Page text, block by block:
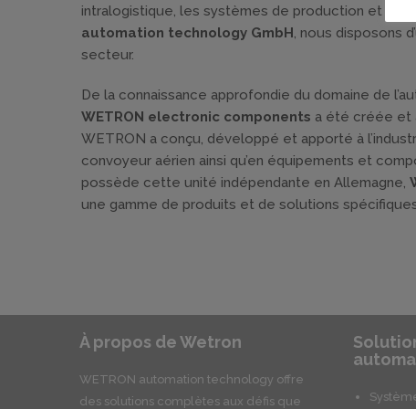
intralogistique, les systèmes de production et le
automation technology GmbH, nous disposons
secteur.
De la connaissance approfondie du domaine de
WETRON electronic components a été créée et
WETRON a conçu, développé et apporté à
convoyeur aérien ainsi qu’en équipements et
possède cette unité indépendante en Allemagne,
une gamme de produits et de solutions
À propos de Wetron
WETRON automation technology offre
des solutions complètes aux défis que